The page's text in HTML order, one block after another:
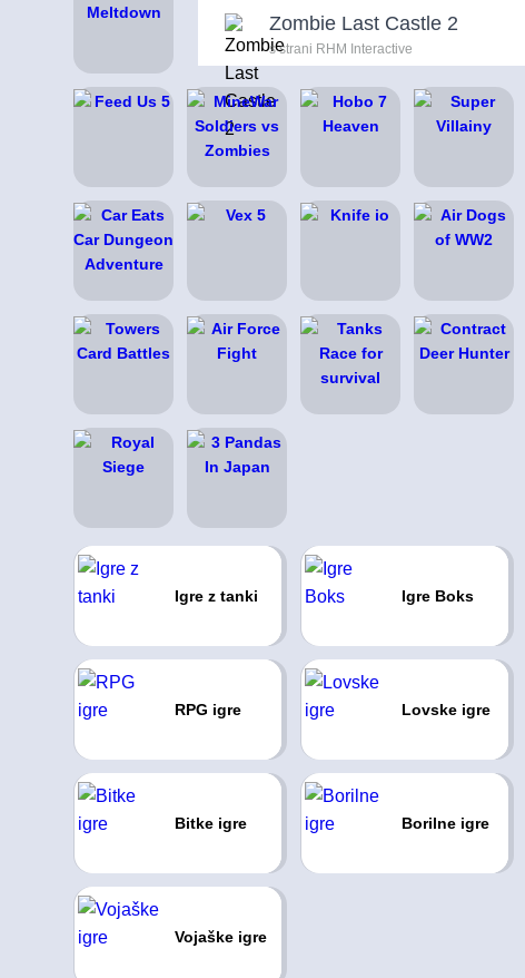
Zombie Last Castle 2
s strani RHM Interactive
Igre z tanki Igre Boks
RPG igre Lovske igre
Bitke igre Borilne igre
Vojaške igre